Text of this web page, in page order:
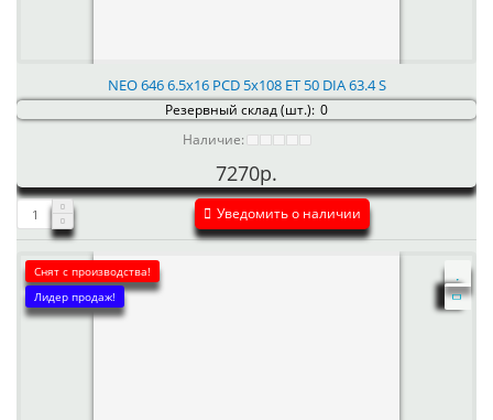
NEO 646 6.5x16 PCD 5x108 ET 50 DIA 63.4 S
Резервный склад (шт.): 0
Наличие:
7270р.
Уведомить о наличии
Снят с производства!
Лидер продаж!